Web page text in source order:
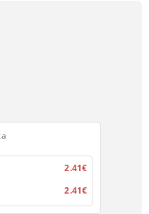
2.41€
2.41€